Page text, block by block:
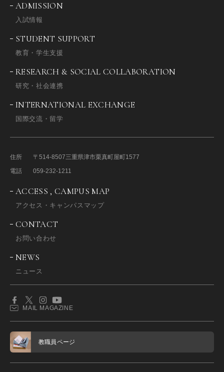
ADMISSION
入試情報
STUDENT SUPPORT
教育・学生支援
RESEARCH & SOCIAL COLLABORATION
研究・社会連携
INTERNATIONAL EXCHANGE
国際交流・留学
住所 〒514-8507三重県津市栗真町屋町1577
電話
059-232-1211
ACCESS , CAMPUS MAP
アクセス・キャンパスマップ
CONTACT
お問い合わせ
NEWS
ニュース
MAIL MAGAZINE
教職員ページ